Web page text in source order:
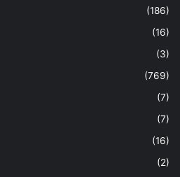
(186)
(16)
(3)
(769)
(7)
(7)
(16)
(2)